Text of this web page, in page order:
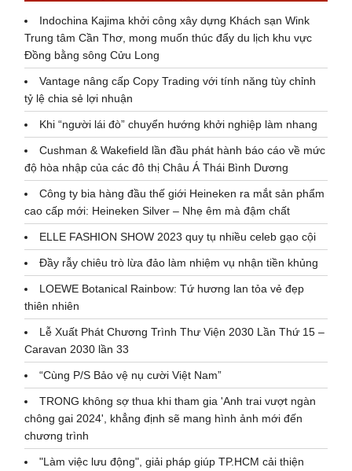
Indochina Kajima khởi công xây dựng Khách sạn Wink
Trung tâm Cần Thơ, mong muốn thúc đẩy du lịch khu vực
Đồng bằng sông Cửu Long
Vantage nâng cấp Copy Trading với tính năng tùy chỉnh
tỷ lệ chia sẻ lợi nhuận
Khi “người lái đò” chuyển hướng khởi nghiệp làm nhang
Cushman & Wakefield lần đầu phát hành báo cáo về mức
độ hòa nhập của các đô thị Châu Á Thái Bình Dương
Công ty bia hàng đầu thế giới Heineken ra mắt sản phẩm
cao cấp mới: Heineken Silver – Nhẹ êm mà đậm chất
ELLE FASHION SHOW 2023 quy tụ nhiều celeb gạo cội
Đầy rẫy chiêu trò lừa đảo làm nhiệm vụ nhận tiền khủng
LOEWE Botanical Rainbow: Tứ hương lan tỏa vẻ đẹp
thiên nhiên
Lễ Xuất Phát Chương Trình Thư Viện 2030 Lần Thứ 15 –
Caravan 2030 lần 33
“Cùng P/S Bảo vệ nụ cười Việt Nam”
TRONG không sợ thua khi tham gia 'Anh trai vượt ngàn
chông gai 2024', khẳng định sẽ mang hình ảnh mới đến
chương trình
"Làm việc lưu động", giải pháp giúp TP.HCM cải thiện